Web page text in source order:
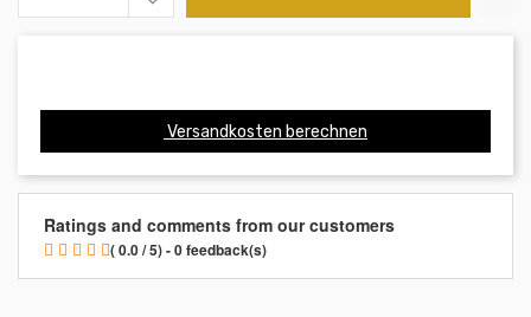
Versandkosten berechnen
Ratings and comments from our customers
( 0.0 / 5) - 0 feedback(s)